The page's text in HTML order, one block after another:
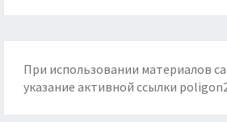
При использовании материалов
указание активной ссылки